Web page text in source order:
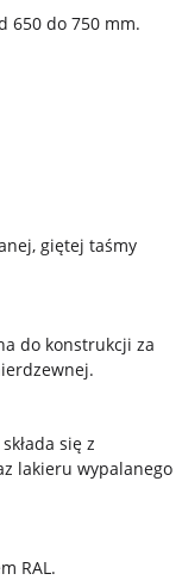
650 do 750 mm.
giętej taśmy
do konstrukcji za
się z
lakieru wypalanego
RAL.